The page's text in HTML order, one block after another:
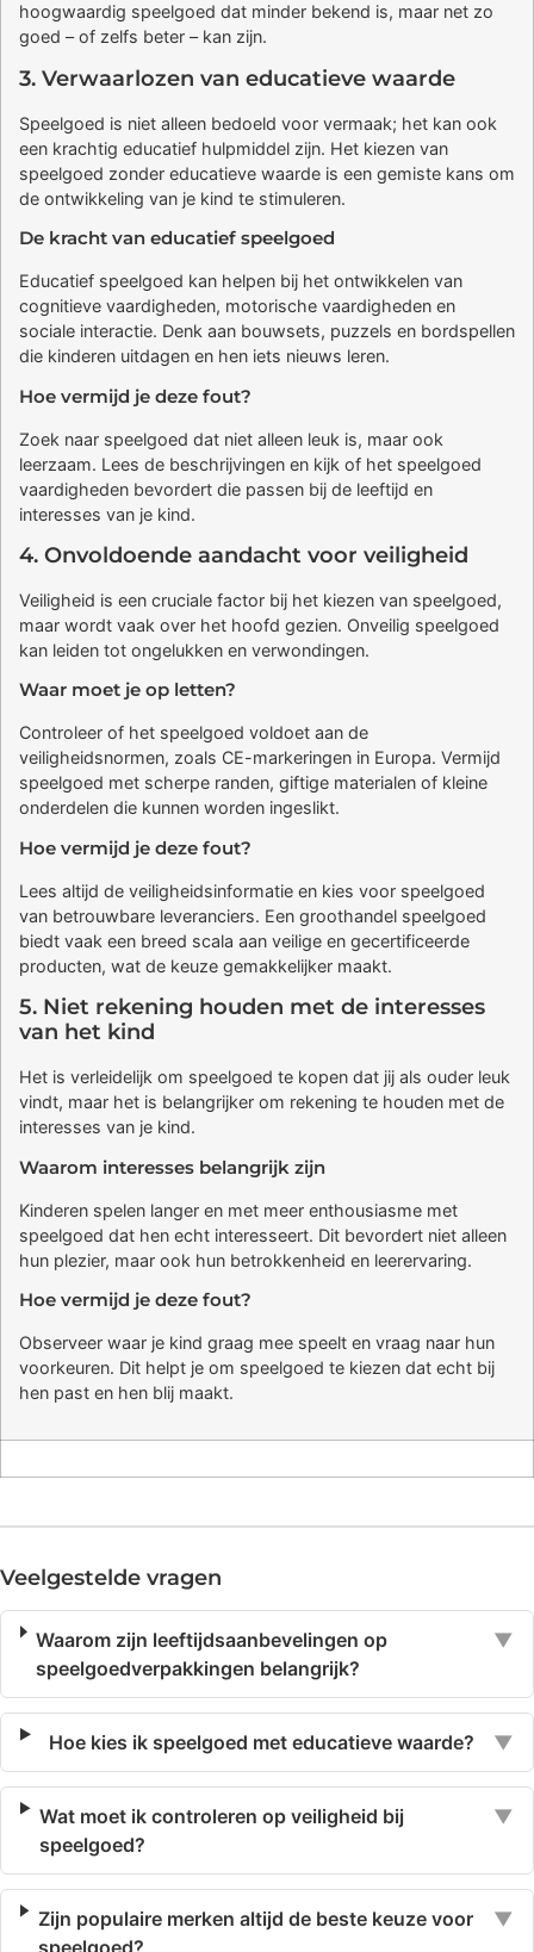
hoogwaardig speelgoed dat minder bekend is, maar net zo
goed – of zelfs beter – kan zijn.
3. Verwaarlozen van educatieve waarde
Speelgoed is niet alleen bedoeld voor vermaak; het kan ook
een krachtig educatief hulpmiddel zijn. Het kiezen van
speelgoed zonder educatieve waarde is een gemiste kans om
de ontwikkeling van je kind te stimuleren.
De kracht van educatief speelgoed
Educatief speelgoed kan helpen bij het ontwikkelen van
cognitieve vaardigheden, motorische vaardigheden en
sociale interactie. Denk aan bouwsets, puzzels en bordspellen
die kinderen uitdagen en hen iets nieuws leren.
Hoe vermijd je deze fout?
Zoek naar speelgoed dat niet alleen leuk is, maar ook
leerzaam. Lees de beschrijvingen en kijk of het speelgoed
vaardigheden bevordert die passen bij de leeftijd en
interesses van je kind.
4. Onvoldoende aandacht voor veiligheid
Veiligheid is een cruciale factor bij het kiezen van speelgoed,
maar wordt vaak over het hoofd gezien. Onveilig speelgoed
kan leiden tot ongelukken en verwondingen.
Waar moet je op letten?
Controleer of het speelgoed voldoet aan de
veiligheidsnormen, zoals CE-markeringen in Europa. Vermijd
speelgoed met scherpe randen, giftige materialen of kleine
onderdelen die kunnen worden ingeslikt.
Hoe vermijd je deze fout?
Lees altijd de veiligheidsinformatie en kies voor speelgoed
van betrouwbare leveranciers. Een groothandel speelgoed
biedt vaak een breed scala aan veilige en gecertificeerde
producten, wat de keuze gemakkelijker maakt.
5. Niet rekening houden met de interesses
van het kind
Het is verleidelijk om speelgoed te kopen dat jij als ouder leuk
vindt, maar het is belangrijker om rekening te houden met de
interesses van je kind.
Waarom interesses belangrijk zijn
Kinderen spelen langer en met meer enthousiasme met
speelgoed dat hen echt interesseert. Dit bevordert niet alleen
hun plezier, maar ook hun betrokkenheid en leerervaring.
Hoe vermijd je deze fout?
Observeer waar je kind graag mee speelt en vraag naar hun
voorkeuren. Dit helpt je om speelgoed te kiezen dat echt bij
hen past en hen blij maakt.
Veelgestelde vragen
Waarom zijn leeftijdsaanbevelingen op
speelgoedverpakkingen belangrijk?
▼
Hoe kies ik speelgoed met educatieve waarde? ▼
Wat moet ik controleren op veiligheid bij
speelgoed?
▼
Zijn populaire merken altijd de beste keuze voor
▼